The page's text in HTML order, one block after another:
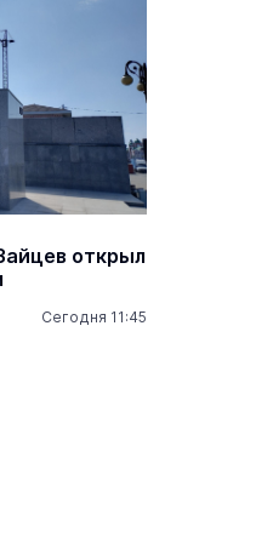
открыл
Сегодня 11:45